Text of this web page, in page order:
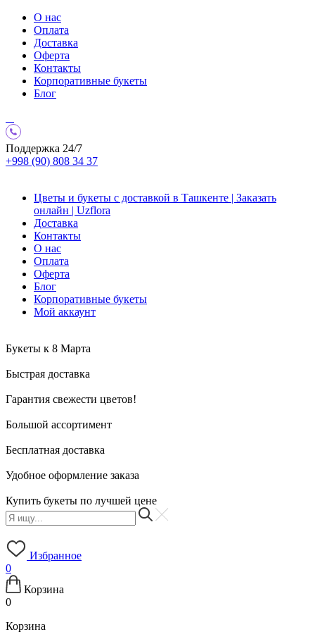
О нас
Оплата
Доставка
Оферта
Контакты
Корпоративные букеты
Блог
Поддержка 24/7
+998 (90) 808 34 37
Цветы и букеты с доставкой в Ташкенте | Заказать
онлайн | Uzflora
Доставка
Контакты
О нас
Оплата
Оферта
Блог
Корпоративные букеты
Мой аккаунт
Букеты к 8 Марта
Быстрая доставка
Гарантия свежести цветов!
Большой ассортимент
Бесплатная доставка
Удобное оформление заказа
Купить букеты по лучшей цене
Избранное
0
Корзина
0
Корзина